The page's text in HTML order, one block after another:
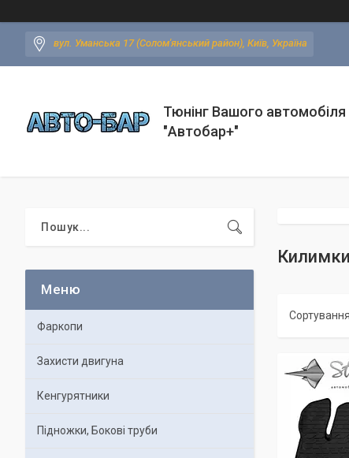
вул. Уманська 17 (Солом'янський район), Київ, Україна
Тюнінг Вашого автомобіля
"Автобар+"
Фаркопи
Захисти двигуна
Кенгурятники
Підножки, Бокові труби